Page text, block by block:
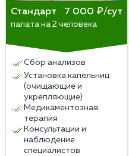
Стандарт 7 000 ₽/сут
палата на 2 человека
Сбор анализов
Установка капельниц
(очищающие и
укрепляющие)
Медикаментозная
терапия
Консультации и
наблюдение
специалистов